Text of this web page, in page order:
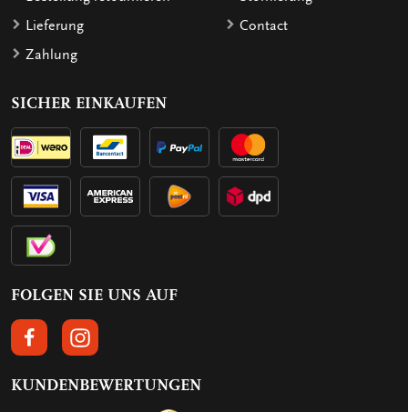
Lieferung
Zahlung
Contact
SICHER EINKAUFEN
FOLGEN SIE UNS AUF
FOLGEN SIE UNS AUF FACEBOOK
FOLGEN SIE UNS AUF INSTAGRAM
KUNDENBEWERTUNGEN